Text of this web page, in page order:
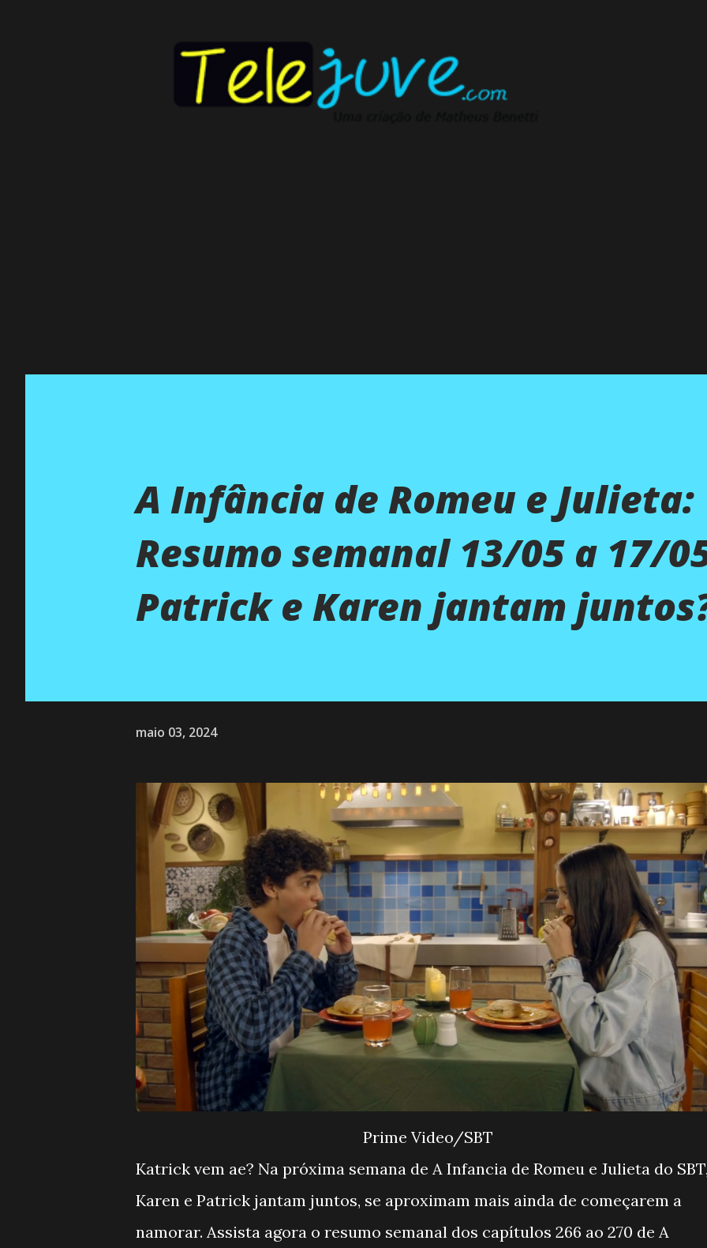
A Infância de Romeu e Julieta:
Resumo semanal 13/05 a 17/
Patrick e Karen jantam
maio 03, 2024
Prime Video/SBT
Katrick vem ae? Na próxima semana de A Infancia de Romeu e Julieta do
Karen e Patrick jantam juntos, se aproximam mais ainda de começarem a
namorar. Assista agora o resumo semanal dos capítulos 266 ao 270 de A